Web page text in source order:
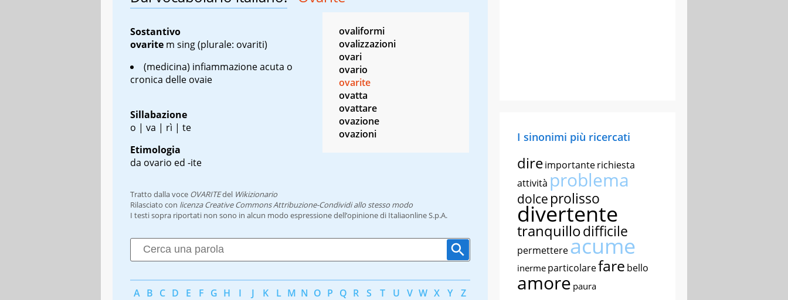
Sostantivo
ovarite m sing(plurale: ovariti)
(medicina) infiammazione acuta o
cronica delle ovaie
Sillabazione
o | va | rì | te
Etimologia
da ovario ed -ite
ovaliformi
ovalizzazioni
ovari
ovario
ovarite
ovatta
ovattare
ovazione
ovazioni
Tratto dalla voce OVARITEdel Wikizionario
Rilasciato con licenza Creative Commons Attribuzione-Condividi allo stesso modo
I testi sopra riportati non sono in alcun modo espressione dell’opinione di Italiaonline S.p.A.
A B C D E F G H I J K L M N O P Q R S T U V W X Y Z
I sinonimi più ricercati
direimportanterichiesta
attività problema
dolce prolisso
divertente
tranquillodifficile
permettereacume
inerme particolarefare bello
amore paura